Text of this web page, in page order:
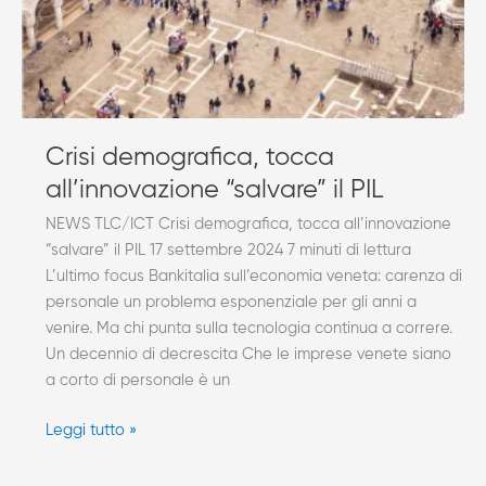
Crisi demografica, tocca
all’innovazione “salvare” il PIL
NEWS TLC/ICT Crisi demografica, tocca all’innovazione
“salvare” il PIL 17 settembre 2024 7 minuti di lettura
L’ultimo focus Bankitalia sull’economia veneta: carenza di
personale un problema esponenziale per gli anni a
venire. Ma chi punta sulla tecnologia continua a correre.
Un decennio di decrescita Che le imprese venete siano
a corto di personale è un
PIL
Leggi tutto »